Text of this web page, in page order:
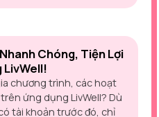
Chóng, Tiện Lợi
LivWell!
chương trình, các hoạt
ứng dụng LivWell? Dù
tài khoản trước đó, chỉ